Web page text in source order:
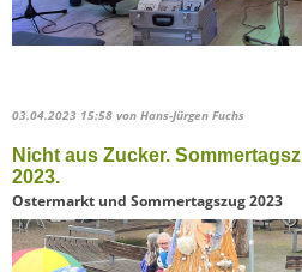
03.04.2023 15:58 von Hans-Jürgen Fuchs
Nicht aus Zucker.
2023.
Ostermarkt und Sommertagszug 2023